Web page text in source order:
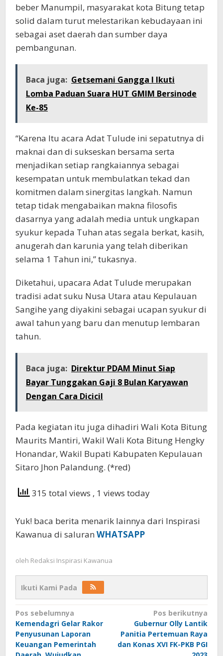
beber Manumpil, masyarakat kota Bitung tetap
solid dalam turut melestarikan kebudayaan ini
sebagai aset daerah dan sumber daya
pembangunan.
Baca juga: Getsemani Gangga I Ikuti
Lomba Paduan Suara HUT GMIM Bersinode
Ke-85
“Karena Itu acara Adat Tulude ini sepatutnya di
maknai dan di sukseskan bersama serta
menjadikan setiap rangkaiannya sebagai
kesempatan untuk membulatkan tekad dan
komitmen dalam sinergitas langkah. Namun
tetap tidak mengabaikan makna filosofis
dasarnya yang adalah media untuk ungkapan
syukur kepada Tuhan atas segala berkat, kasih,
anugerah dan karunia yang telah diberikan
selama 1 Tahun ini,” tukasnya.
Diketahui, upacara Adat Tulude merupakan
tradisi adat suku Nusa Utara atau Kepulauan
Sangihe yang diyakini sebagai ucapan syukur di
awal tahun yang baru dan menutup lembaran
tahun.
Baca juga: Direktur PDAM Minut Siap
Bayar Tunggakan Gaji 8 Bulan Karyawan
Dengan Cara Dicicil
Pada kegiatan itu juga dihadiri Wali Kota Bitung
Maurits Mantiri, Wakil Wali Kota Bitung Hengky
Honandar, Wakil Bupati Kabupaten Kepulauan
Sitaro Jhon Palandung. (*red)
315 total views , 1 views today
Yuk! baca berita menarik lainnya dari Inspirasi
Kawanua di saluran WHATSAPP
oleh Redaksi Inspirasi Kawanua
Ikuti Kami Pada
Navigasi
pos
Pos sebelumnya
Kemendagri Gelar Rakor
Penyusunan Laporan
Keuangan Pemerintah
Pos berikutnya
Gubernur Olly Lantik
Panitia Pertemuan Raya
dan Konas XVI FK-PKB PGI